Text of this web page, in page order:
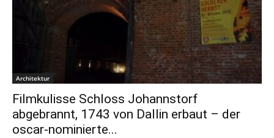
Architektur
Filmkulisse Schloss Johannstorf
abgebrannt, 1743 von Dallin erbaut – der
oscar-nominierte...